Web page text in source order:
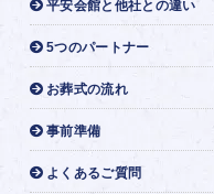
平安会館と他社との違い
5つのパートナー
お葬式の流れ
事前準備
よくあるご質問